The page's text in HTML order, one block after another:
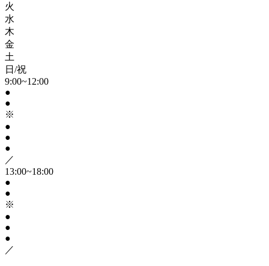
火
水
木
金
土
日/祝
9:00~12:00
●
●
※
●
●
●
／
13:00~18:00
●
●
※
●
●
●
／